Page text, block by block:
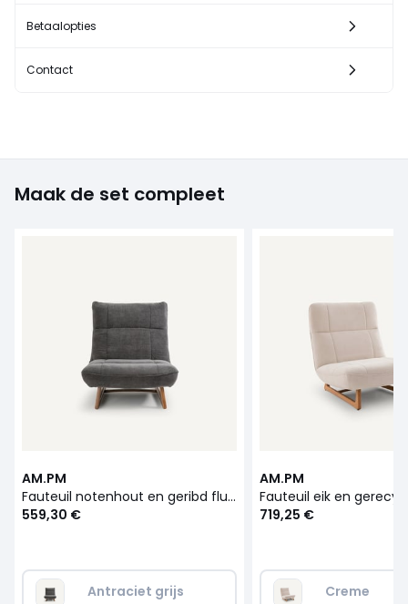
Betaalopties
Contact
Maak de set compleet
AM.PM
Fauteuil notenhout en geribd fluwelen stof, Lafar
559,30 €
Antraciet grijs
AM.PM
719,25 €
Creme